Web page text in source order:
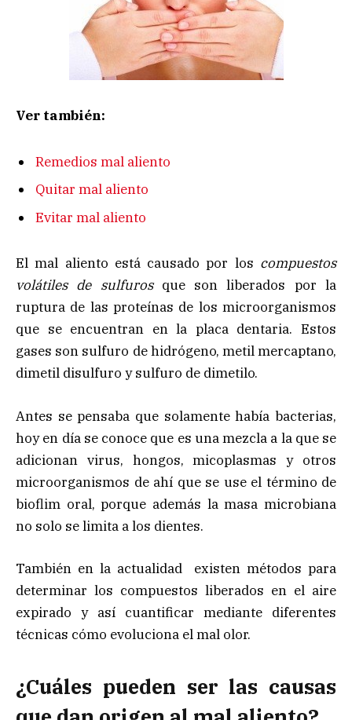
Ver también:
Remedios mal aliento
Quitar mal aliento
Evitar mal aliento
El mal aliento está causado por los compuestos
volátiles de sulfurosque son liberados por la
ruptura de las proteínas de los microorganismos
que se encuentran en la placa dentaria. Estos
gases son sulfuro de hidrógeno, metil mercaptano,
dimetil disulfuro y sulfuro de dimetilo.
Antes se pensaba que solamente había bacterias,
hoy en día se conoce que es una mezcla a la que se
adicionan virus, hongos, micoplasmas y otros
microorganismos de ahí que se use el término de
bioflim oral, porque además la masa microbiana
no solo se limita a los dientes.
También en la actualidad existen métodos para
determinar los compuestos liberados en el aire
expirado y así cuantificar mediante diferentes
técnicas cómo evoluciona el mal olor.
¿Cuáles pueden ser las causas